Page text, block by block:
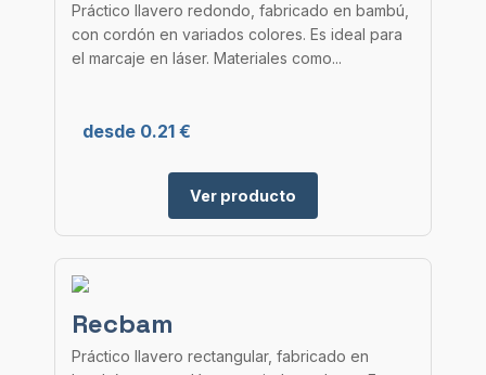
Práctico llavero redondo, fabricado en bambú,
con cordón en variados colores. Es ideal para
el marcaje en láser. Materiales como...
desde 0.21 €
Ver producto
Recbam
Práctico llavero rectangular, fabricado en